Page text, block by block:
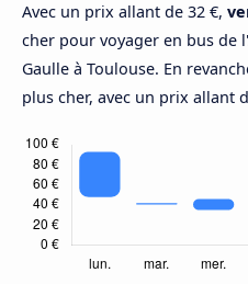
Avec un prix allant de 32 €,
cher pour voyager en bus de
Gaulle à Toulouse. En
plus cher, avec un prix allant